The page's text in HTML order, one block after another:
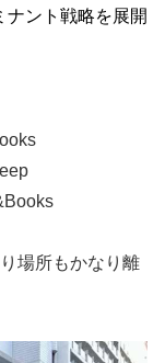
ナント戦略を展開
場所もかなり離